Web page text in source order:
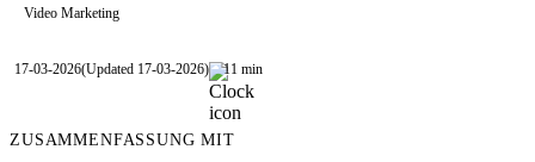
Video Marketing
17-03-2026(Updated 17-03-2026) 11 min
ZUSAMMENFASSUNG MIT